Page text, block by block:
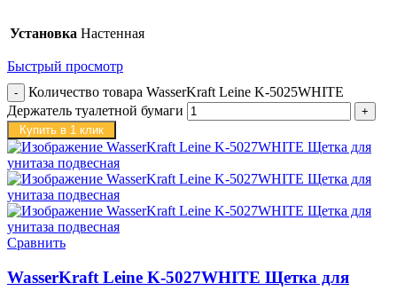
Установка Настенная
Быстрый просмотр
Количество товара WasserKraft Leine K-5025WHITE
Держатель туалетной бумаги
Купить в 1 клик
Сравнить
WasserKraft Leine K-5027WHITE Щетка для